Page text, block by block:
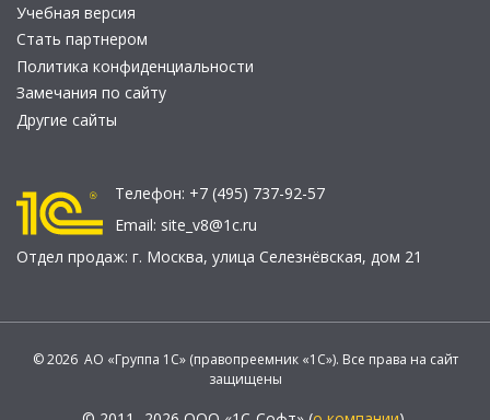
Учебная версия
Стать партнером
Политика конфиденциальности
Замечания по сайту
Другие сайты
Телефон: +7 (495) 737-92-57
Email: site_v8@1c.ru
Отдел продаж: г. Москва, улица Селезнёвская, дом 21
© 2026 АО «Группа 1С» (правопреемник «1С»). Все права на сайт
защищены